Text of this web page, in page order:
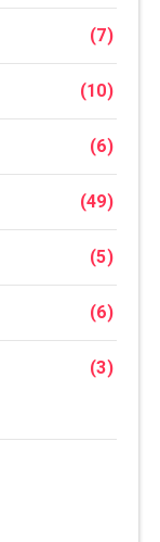
(7)
(10)
(6)
(49)
(5)
(6)
(3)